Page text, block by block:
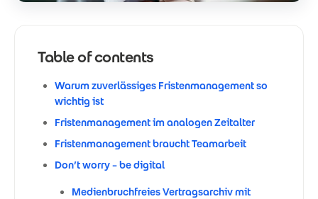
Table of contents
Warum zuverlässiges Fristenmanagement so
wichtig ist
Fristenmanagement im analogen Zeitalter
Fristenmanagement braucht Teamarbeit
Don’t worry – be digital
Medienbruchfreies Vertragsarchiv mit